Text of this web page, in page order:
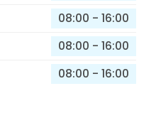
08:00 - 16:00
08:00 - 16:00
08:00 - 16:00